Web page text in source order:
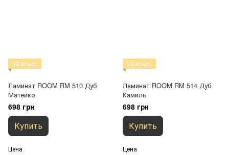
33 класс
Ламинат ROOM RM 510 Дуб
Матейко
698 грн
Купить
Цена
33 класс
Ламинат ROOM RM 514 Дуб
Камиль
698 грн
Купить
Цена